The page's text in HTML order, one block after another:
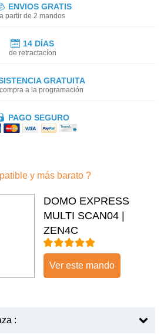
ENVIOS GRATIS
a partir de 2 mandos
14 DÍAS
de retractacíon
GRATUITA
a la programación
PAGO SEGURO
y más barato ?
DOMO EXPRESS
MULTI SCAN04 |
ZEN4C
Ver este mando
: